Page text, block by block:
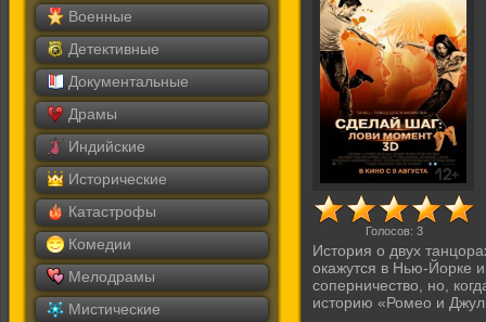
Военные
Детективные
Документальные
Драмы
Индийские
Исторические
Катастрофы
Комедии
Мелодрамы
Мистические
Голосов: 3
История о двух
окажутся в Нью-Йорке
соперничество, но,
историю «Ромео и